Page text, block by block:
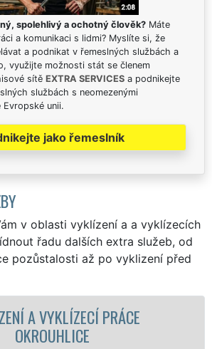
spolehlivý a ochotný člověk? Máte
a komunikaci s lidmi? Myslíte si, že
a podnikat v řemeslných službách a
využijte možnosti stát se členem
sítě EXTRA SERVICES a podnikejte
službách s neomezenými
unii.
jako řemeslník
v oblasti vyklízení a a vyklízecích
řadu dalších extra služeb, od
pozůstalosti až po vyklizení před
VYKLÍZECÍ PRÁCE A SLUŽBY